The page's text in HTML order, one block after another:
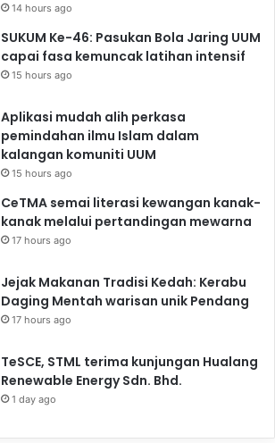
14 hours ago
SUKUM Ke-46: Pasukan Bola Jaring UUM
capai fasa kemuncak latihan intensif
15 hours ago
Aplikasi mudah alih perkasa
pemindahan ilmu Islam dalam
kalangan komuniti UUM
15 hours ago
CeTMA semai literasi kewangan kanak-
kanak melalui pertandingan mewarna
17 hours ago
Jejak Makanan Tradisi Kedah: Kerabu
Daging Mentah warisan unik Pendang
17 hours ago
TeSCE, STML terima kunjungan Hualang
Renewable Energy Sdn. Bhd.
1 day ago